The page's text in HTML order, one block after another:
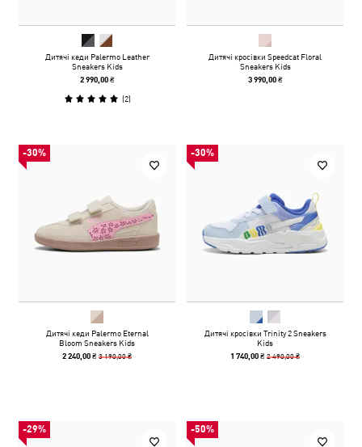
Дитячі кеди Palermo Leather
Sneakers Kids
2 990,00 ₴
(2)
Дитячі кросівки Speedcat Floral
Sneakers Kids
3 990,00 ₴
-30%
Дитячі кеди Palermo Eternal
Bloom Sneakers Kids
2 240,00 ₴3 190,00 ₴
-30%
Дитячі кросівки Trinity 2 Sneakers
Kids
1 740,00 ₴2 490,00 ₴
-29% -50%